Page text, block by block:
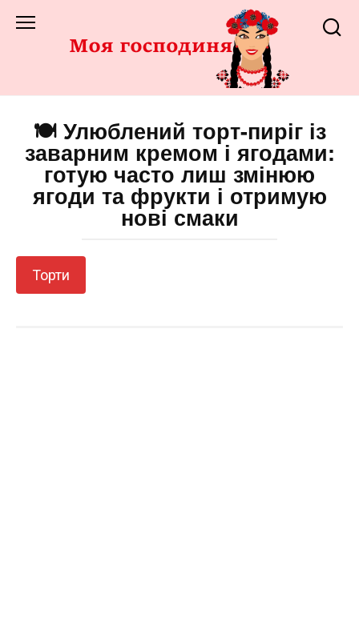
до
🍽️ Улюблений торт-пиріг із
заварним кремом і ягодами:
готую часто лиш змінюю
ягоди та фрукти і отримую
нові смаки
Торти